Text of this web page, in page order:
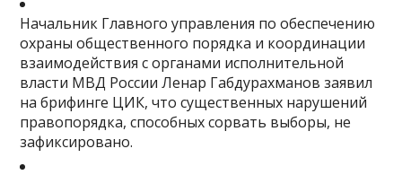
Начальник Главного управления по обеспечению
охраны общественного порядка и координации
взаимодействия с органами исполнительной
власти МВД России Ленар Габдурахманов заявил
на брифинге ЦИК, что существенных нарушений
правопорядка, способных сорвать выборы, не
зафиксировано.